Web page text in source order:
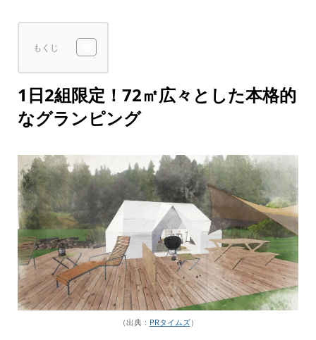
もくじ
1日2組限定！72㎡広々とした本格的
なグランピング
（出典： PRタイムズ）